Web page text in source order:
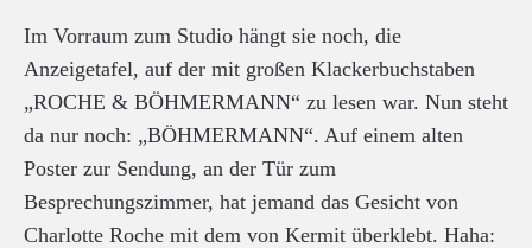
Im Vorraum zum Studio hängt sie noch, die
Anzeigetafel, auf der mit großen Klackerbuchstaben
„ROCHE & BÖHMERMANN“ zu lesen war. Nun steht
da nur noch: „BÖHMERMANN“. Auf einem alten
Poster zur Sendung, an der Tür zum
Besprechungszimmer, hat jemand das Gesicht von
Charlotte Roche mit dem von Kermit überklebt. Haha: